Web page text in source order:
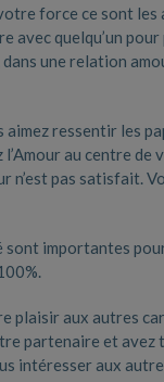
force ce sont
avec quelqu’un
dans une relation
ressentir les
au centre
n’est pas satisfait.
importantes
plaisir aux autres
partenaire et
intéresser aux